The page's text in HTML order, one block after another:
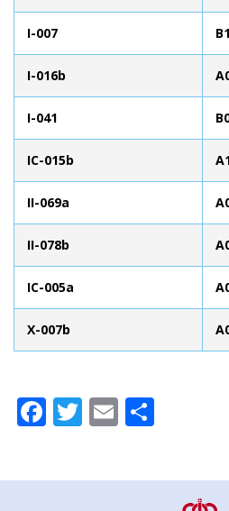
I-007 B1
I-016b
I-041
IC-015b
II-069a
II-078b
IC-005a
X-007b
Facebook
Twitter
Email